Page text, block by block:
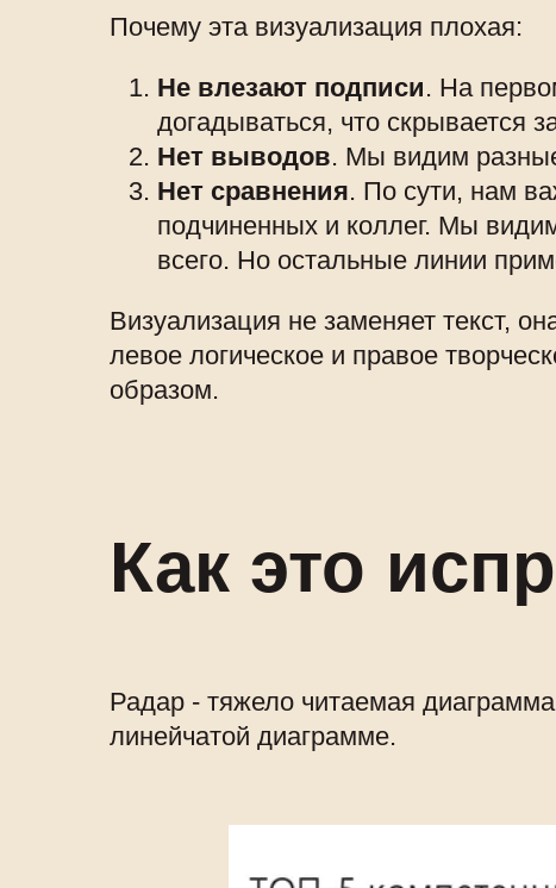
Почему эта визуализация плохая:
Не влезают подписи. На
догадываться, что скрывается
Нет выводов. Мы видим
Нет сравнения. По сути, нам
подчиненных и коллег. Мы
всего. Но остальные линии
Визуализация не заменяет текст,
левое логическое и правое
образом.
Как это
Радар - тяжело читаемая
линейчатой диаграмме.